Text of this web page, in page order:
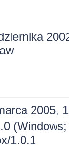
2005,
1.0.1